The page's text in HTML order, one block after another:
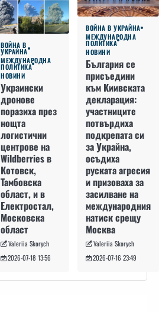
ВОЙНА В
УКРАЙНА
МЕЖДУНАРОДНА
ПОЛИТИКА
НОВИНИ
Украински
дронове
поразиха през
нощта
логистични
центрове на
Wildberries в
Котовск,
Тамбовска
област, и в
Електростал,
Московска
област
Valeriia Skorych
2026-07-18 13:56
ВОЙНА В УКРАЙНА
МЕЖДУНАРОДНА
ПОЛИТИКА
НОВИНИ
България се
присъедини
към Киивската
декларация:
участниците
потвърдиха
подкрепата си
за Украйна,
осъдиха
руската агресия
и призоваха за
засилване на
международния
натиск срещу
Москва
Valeriia Skorych
2026-07-16 23:49